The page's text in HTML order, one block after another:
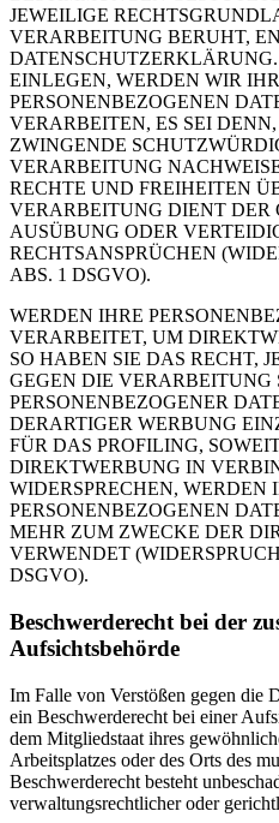
JEWEILIGE
VERARBEITUNG BERUHT,
EINLEGEN, WERDEN WIR
PERSONENBEZOGENEN
VERARBEITEN, ES SEI
ZWINGENDE
VERARBEITUNG
RECHTE UND FREIHEITEN
VERARBEITUNG DIENT DER
AUSÜBUNG ODER
RECHTSANSPRÜCHEN
ABS. 1 DSGVO).
WERDEN IHRE
VERARBEITET, UM
SO HABEN SIE DAS RECHT,
GEGEN DIE VERARBEITUNG
PERSONENBEZOGENER
DERARTIGER WERBUNG
FÜR DAS PROFILING,
DIREKTWERBUNG IN
WIDERSPRECHEN, WERDEN
PERSONENBEZOGENEN
MEHR ZUM ZWECKE DER
VERWENDET
DSGVO).
Beschwerderecht bei der
Aufsichtsbehörde
Im Falle von Verstößen gegen die
ein Beschwerderecht bei einer
dem Mitgliedstaat ihres
Arbeitsplatzes oder des Orts des
Beschwerderecht besteht
verwaltungsrechtlicher oder